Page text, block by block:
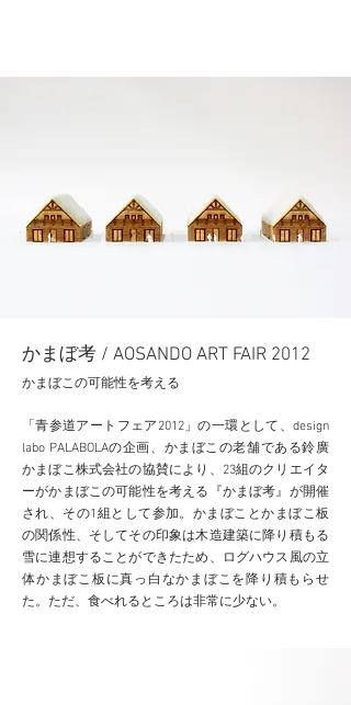
かまぼ考 / AOSANDO ART FAIR 2012
かまぼこの可能性を考える
「青参道アートフェア2012」の一環として、design
labo PALABOLAの企画、かまぼこの老舗である鈴廣
かまぼこ株式会社の協賛により、23組のクリエイタ
ーがかまぼこの可能性を考える『かまぼ考』が開催
され、その1組として参加。かまぼことかまぼこ板
の関係性、そしてその印象は木造建築に降り積もる
雪に連想することができたため、ログハウス風の立
体かまぼこ板に真っ白なかまぼこを降り積もらせ
た。ただ、食べれるところは非常に少ない。